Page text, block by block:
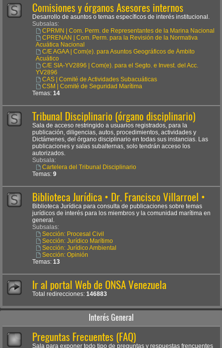
Comisiones y órganos Asesores internos
Desarrollo de asuntos o temas específicos de interés institucional.
Subsalas:
CPRMN | Com. Perm. de Representantes de la Marina Nacional
CPRENAN | Com. Perm. para la Revisión de la Normativa
Acuática Nacional
C/E AGAA | Com(e). para Asuntos Geográficos de Ámbito
Acuático
C/E SIA-YV2896 | Com(e). para el Segto. e Invest. del Acc.
YV2896
CAS | Comité de Actividades Subacuáticas
CSM | Comité de Seguridad Marítima
Temas: 14
Tribunal Disciplinario (órgano disciplinario)
Sala de acceso restringido a usuarios registrados, para la
publicación, diligencias, autos, procedimientos, actividades y
Dictámenes, del órgano disciplinario en todas sus instancias. Las
publicaciones y salas subalternas, solo tendrán acceso los
autorizados.
Subsala:
Cartelera del Tribunal Disciplinario
Temas: 9
Biblioteca Jurídica • Dr. Francisco Villarroel •
Biblioteca Jurídica para consulta de publicaciones sobre temas
jurídicos de interés para los miembros y la comunidad marítima en
general.
Subsalas:
Sección: Procesal Civil
Sección: Jurídico Marítimo
Sección: Jurídico Ambiental
Sección: Opinión
Temas: 13
Ir al portal Web de ONSA Venezuela
Total redirecciones: 146883
Interés General
Preguntas Frecuentes (FAQ)
Sala para exponer todo tipo de preguntas y respuestas frencuentes